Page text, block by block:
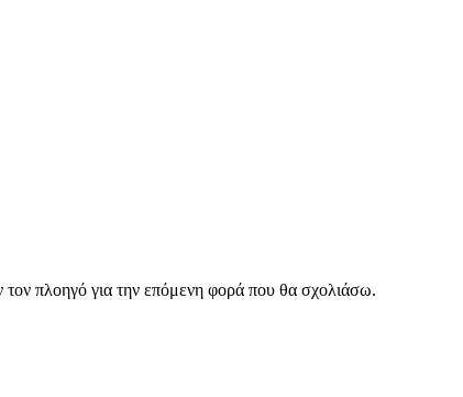
πλοηγό για την επόμενη φορά που θα σχολιάσω.